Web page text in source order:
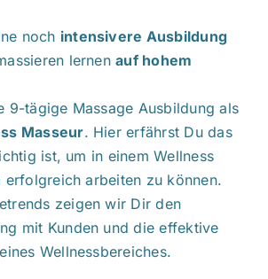
noch intensivere Ausbildung
lernenauf hohem
9-tägige Massage Ausbildung als
Masseur. Hier erfährst Du das
ist, um in einem Wellness
erfolgreich arbeiten zu können.
zeigen wir Dir den
mit Kunden und die effektive
Wellnessbereiches.